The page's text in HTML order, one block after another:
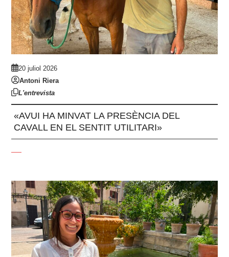
20 juliol 2026
Antoni Riera
L'entrevista
«AVUI HA MINVAT LA PRESÈNCIA DEL
CAVALL EN EL SENTIT UTILITARI»